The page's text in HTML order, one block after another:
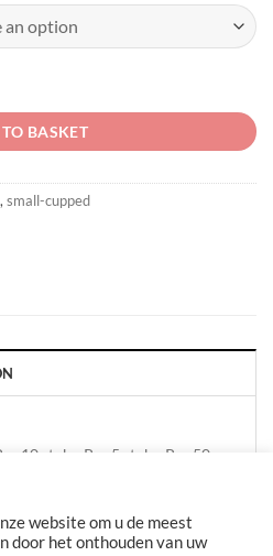
BASKET
, small-cupped
10 stuks, Per 5 stuks, Per 50
website om u de meest
door het onthouden van uw